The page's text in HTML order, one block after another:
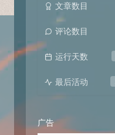
文章数目
评论数目
运行天数
最后活动
广告